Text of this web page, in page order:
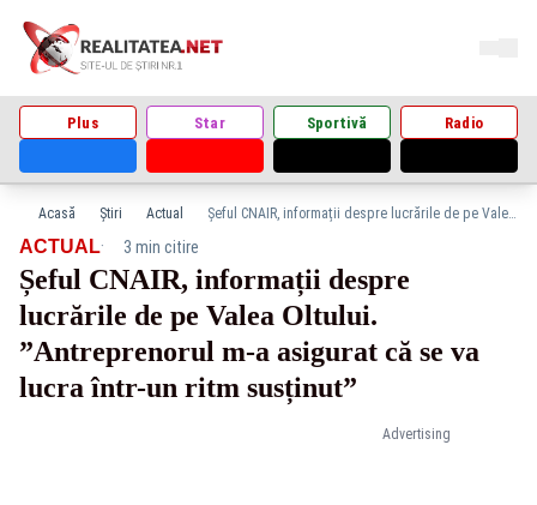
Plus Star Sportivă Radio
Acasă Știri Actual Șeful CNAIR, informații despre lucrările de pe Valea Oltului. ”Antreprenorul m-a asigurat că se va lucra într-un ritm susținut”
Advertising
ACTUAL· 3 min citire
Șeful CNAIR, informații despre
lucrările de pe Valea Oltului.
”Antreprenorul m-a asigurat că se va
lucra într-un ritm susținut”